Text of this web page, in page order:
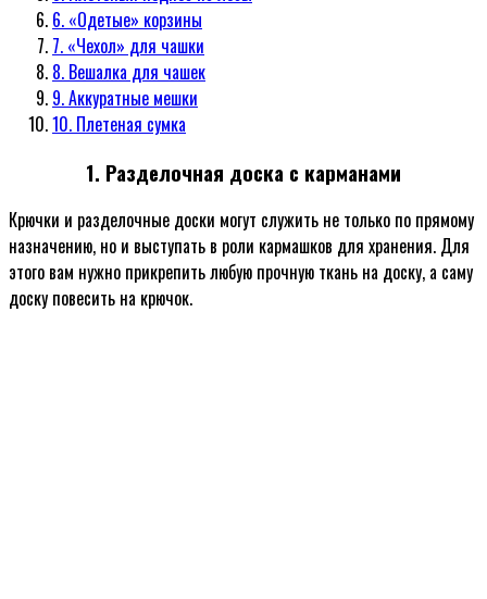
6. «Одетые» корзины
7. «Чехол» для чашки
8. Вешалка для чашек
9. Аккуратные мешки
10. Плетеная сумка
1. Разделочная доска с карманами
Крючки и разделочные доски могут служить не только по прямому
назначению, но и выступать в роли кармашков для хранения. Для
этого вам нужно прикрепить любую прочную ткань на доску, а саму
доску повесить на крючок.